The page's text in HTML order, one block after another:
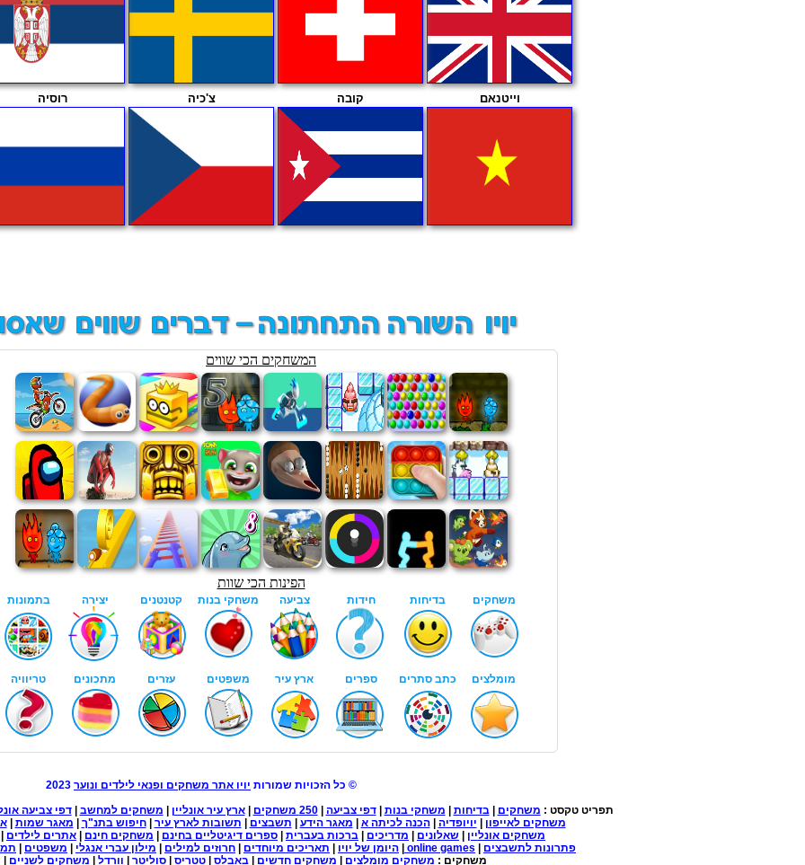
וייטנאם קובה צ'כיה רוסיה
© כל הזכויות שמורות יויו אתר משחקים ופנאי לילדים ונוער
תפריט טקסט : משחקים |בדיחות משחקי בנות |דפי צביעה |250 משחקים |ארץ עיר אונליין משחקים למחשב |דפי צביעה
משחקים לאייפון
יויופדיה |הכנה לכיתה א מאגר הידע תשבצים תשובות לארץ עיר |חיפוש בתנ"ך מאגר שמות |
משחקים אונליין
שאלונים מדריכים ברכות בעברית ספרים דיגיטליים בחינם משחקים חינם אתרים לילדים
פתרונות לתשבצים
online games היומן של יויו תאריכים מיוחדים חרוזים למילים מילון עברי אנגלי משפטים
משחקים : משחקים מומלצים משחקים חדשים באבלס טטריס סוליטר וורדל משחקים לשניים